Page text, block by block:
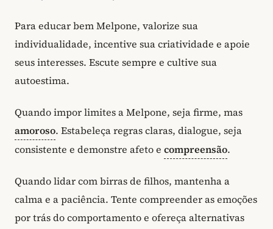
Para educar bem Melpone, valorize sua
individualidade, incentive sua criatividade e apoie
seus interesses. Escute sempre e cultive sua
autoestima.
Quando impor limites a Melpone, seja firme, mas
amoroso. Estabeleça regras claras, dialogue, seja
consistente e demonstre afeto e compreensão.
Quando lidar com birras de filhos, mantenha a
calma e a paciência. Tente compreender as emoções
por trás do comportamento e ofereça alternativas